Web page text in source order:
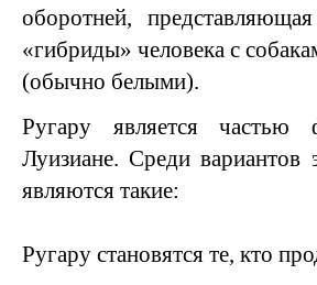
оборотней,
«гибриды» человека с
(обычно белыми).
Ругару является частью
Луизиане. Среди вариантов
являются такие:
Ругару становятся те, кто